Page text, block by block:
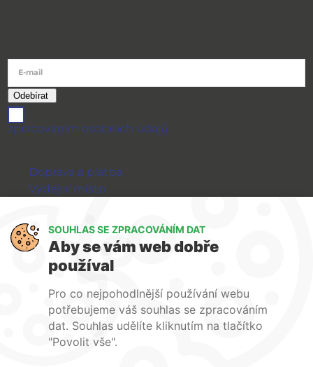
E-mail
zpracováním osobních údajů
Doprava a platba
Výdejní místo
GDPR
WIRPO s.r.o.
Obchodní podmínky
O nás
Kontakty
Firemní web
SOUHLAS SE ZPRACOVÁNÍM DAT
Aby se vám web dobře
používal
Pro co nejpohodlnější používání webu
potřebujeme váš souhlas se zpracováním
dat. Souhlas udělíte kliknutím na tlačítko
"Povolit vše".